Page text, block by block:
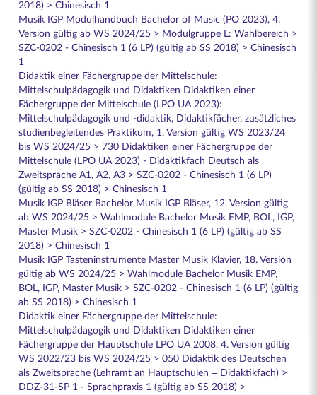
2018) > Chinesisch 1
Musik IGP Modulhandbuch Bachelor of Music (PO 2023), 4.
Version gültig ab WS 2024/25 > Modulgruppe L: Wahlbereich >
SZC-0202 - Chinesisch 1 (6 LP) (gültig ab SS 2018) > Chinesisch
1
Didaktik einer Fächergruppe der Mittelschule:
Mittelschulpädagogik und Didaktiken Didaktiken einer
Fächergruppe der Mittelschule (LPO UA 2023):
Mittelschulpädagogik und -didaktik, Didaktikfächer, zusätzliches
studienbegleitendes Praktikum, 1. Version gültig WS 2023/24
bis WS 2024/25 > 730 Didaktiken einer Fächergruppe der
Mittelschule (LPO UA 2023) - Didaktikfach Deutsch als
Zweitsprache A1, A2, A3 > SZC-0202 - Chinesisch 1 (6 LP)
(gültig ab SS 2018) > Chinesisch 1
Musik IGP Bläser Bachelor Musik IGP Bläser, 12. Version gültig
ab WS 2024/25 > Wahlmodule Bachelor Musik EMP, BOL, IGP,
Master Musik > SZC-0202 - Chinesisch 1 (6 LP) (gültig ab SS
2018) > Chinesisch 1
Musik IGP Tasteninstrumente Master Musik Klavier, 18. Version
gültig ab WS 2024/25 > Wahlmodule Bachelor Musik EMP,
BOL, IGP, Master Musik > SZC-0202 - Chinesisch 1 (6 LP) (gültig
ab SS 2018) > Chinesisch 1
Didaktik einer Fächergruppe der Mittelschule:
Mittelschulpädagogik und Didaktiken Didaktiken einer
Fächergruppe der Hauptschule LPO UA 2008, 4. Version gültig
WS 2022/23 bis WS 2024/25 > 050 Didaktik des Deutschen
als Zweitsprache (Lehramt an Hauptschulen – Didaktikfach) >
DDZ-31-SP 1 - Sprachpraxis 1 (gültig ab SS 2018) >